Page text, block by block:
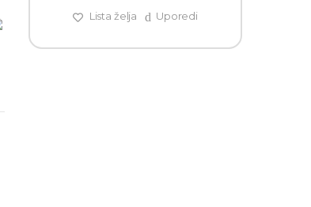
Lista želja Uporedi